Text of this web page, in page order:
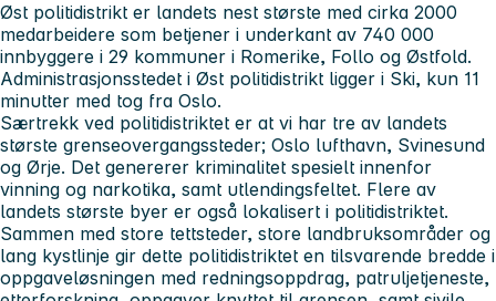
Øst politidistrikt er landets nest største med cirka 2000
medarbeidere som betjener i underkant av 740 000
innbyggere i 29 kommuner i Romerike, Follo og Østfold.
Administrasjonsstedet i Øst politidistrikt ligger i Ski, kun 11
minutter med tog fra Oslo.
Særtrekk ved politidistriktet er at vi har tre av landets
største grenseovergangssteder; Oslo lufthavn, Svinesund
og Ørje. Det genererer kriminalitet spesielt innenfor
vinning og narkotika, samt utlendingsfeltet. Flere av
landets største byer er også lokalisert i politidistriktet.
Sammen med store tettsteder, store landbruksområder og
lang kystlinje gir dette politidistriktet en tilsvarende bredde i
oppgaveløsningen med redningsoppdrag, patruljetjeneste,